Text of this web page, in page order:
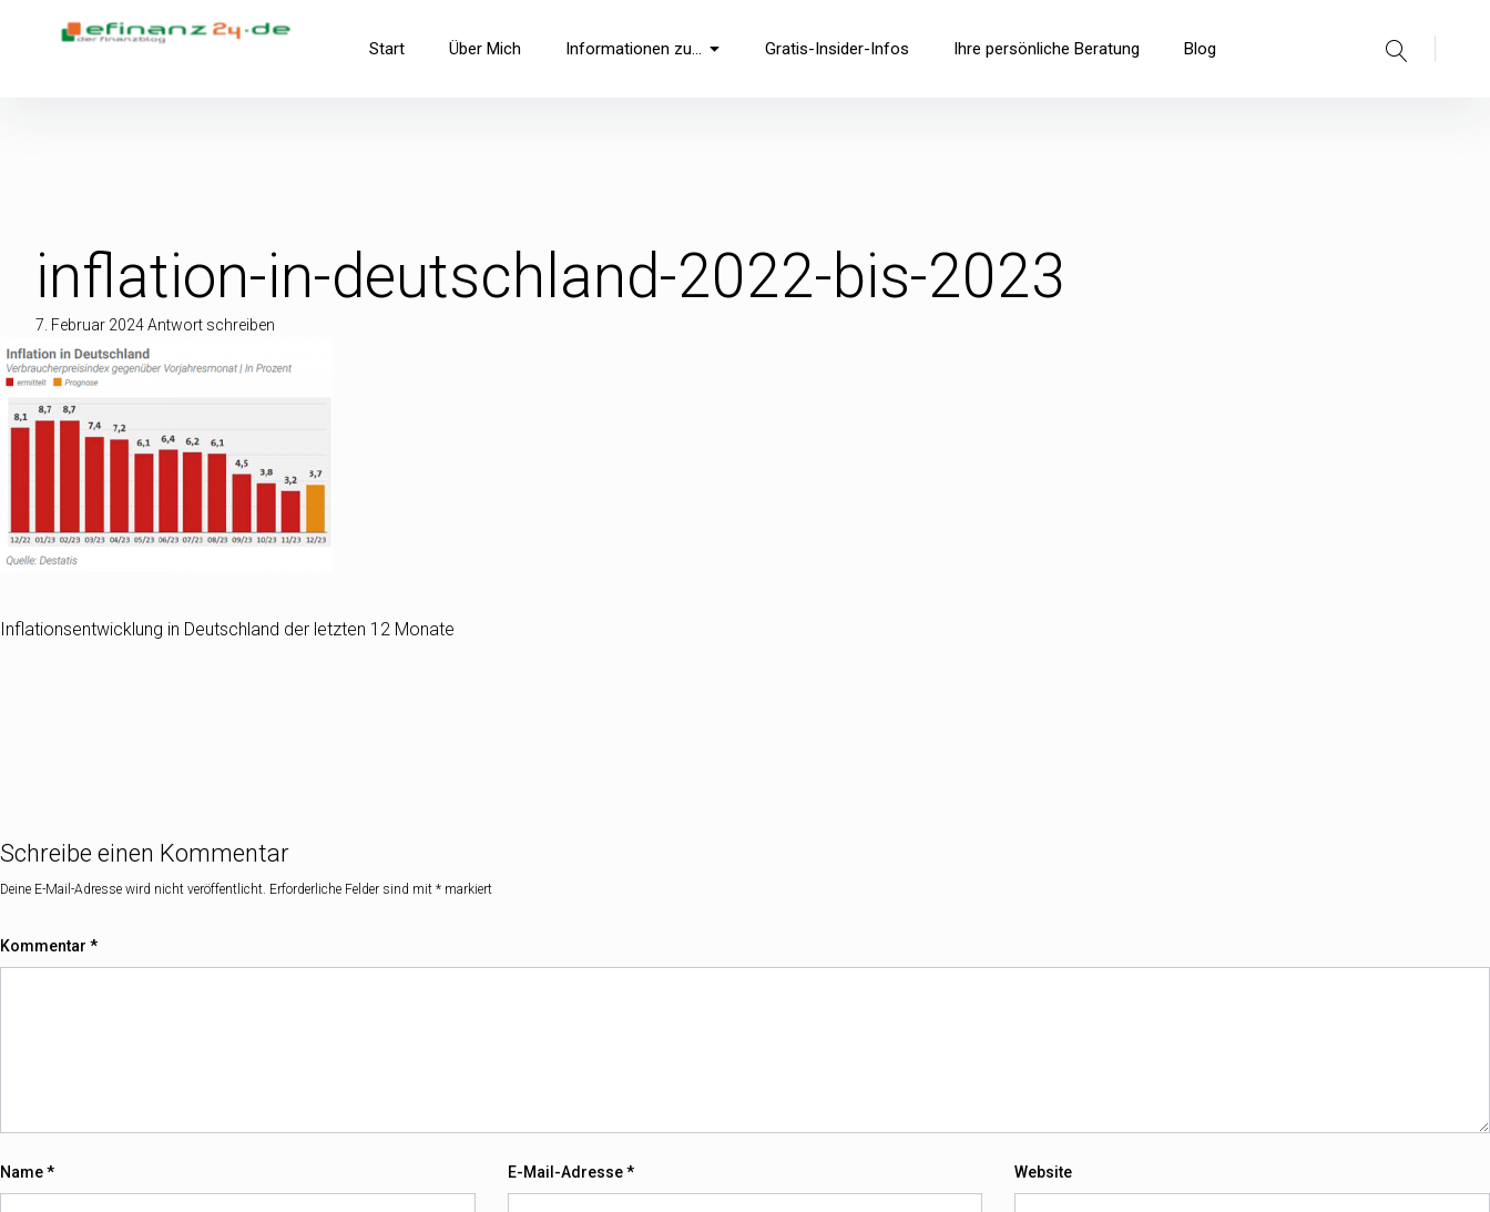
überspringenefinanz24.de
der FinanzBlog Start Über Mich Informationen zu… Gratis-Insider-Infos Ihre persönliche Beratung Blog
Suche
inflation-in-deutschland-2022-bis-2023
7. Februar 2024Antwort schreiben
Inflationsentwicklung in Deutschland der letzten 12 Monate
Schreibe einen Kommentar
Deine E-Mail-Adresse wird nicht veröffentlicht. Erforderliche Felder sind mit * markiert
Kommentar *
Name* E-Mail-Adresse* Website